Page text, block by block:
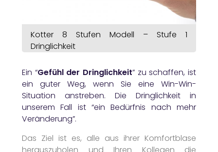
Kotter 8 Stufen Modell – Stufe 1
Dringlichkeit
Ein “Gefühl der Dringlichkeit” zu schaffen, ist
ein guter Weg, wenn Sie eine Win-Win-
Situation anstreben. Die Dringlichkeit in
unserem Fall ist “ein Bedürfnis nach mehr
Veränderung”.
Das Ziel ist es, alle aus ihrer Komfortblase